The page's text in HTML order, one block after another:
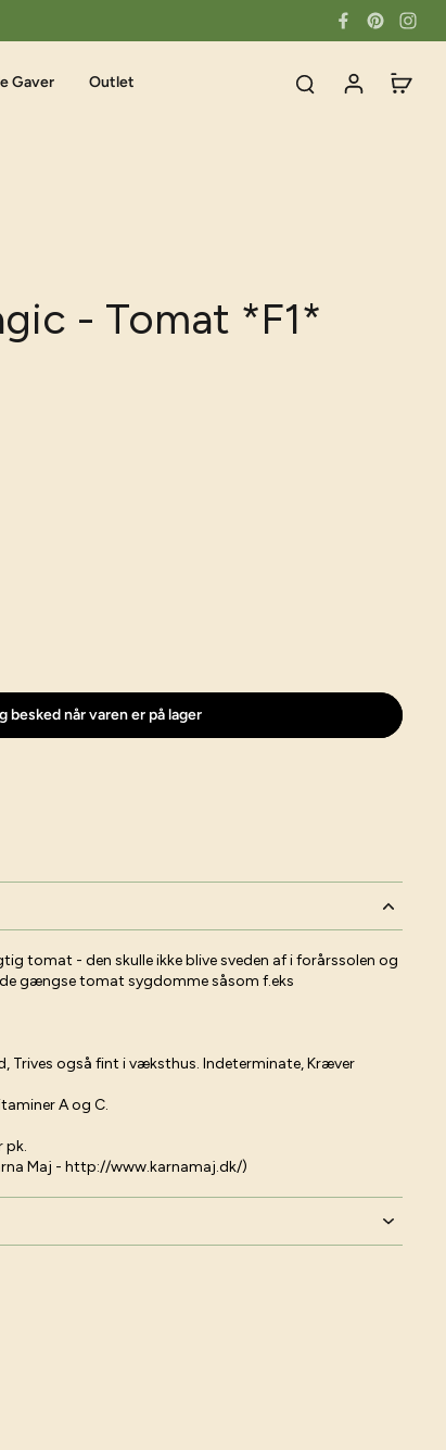
Gaver Outlet
- Tomat *F1*
besked når varen er på lager
tomat - den skulle ikke blive sveden af i forårssolen og
gængse tomat sygdomme såsom f.eks
Trives også fint i væksthus. Indeterminate, Kræver
A og C.
pk.
Maj - http://www.karnamaj.dk/)